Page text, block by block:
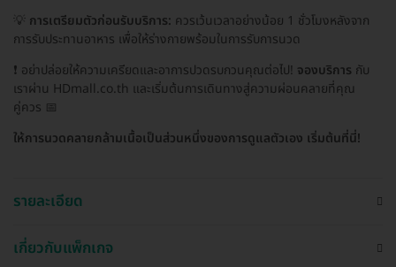
💡 การเตรียมตัวก่อนรับบริการ: ควรเว้นเวลาอย่างน้อย 1 ชั่วโมงหลังจาก
การรับประทานอาหาร เพื่อให้ร่างกายพร้อมในการรับการนวด
❗️ อย่าปล่อยให้ความเครียดและอาการปวดรบกวนคุณต่อไป! จองบริการ กับ
เราผ่าน HDmall.co.th และเริ่มต้นการเดินทางสู่ความผ่อนคลายที่คุณ
คู่ควร 📅
ให้การนวดคลายกล้ามเนื้อเป็นส่วนหนึ่งของการดูแลตัวเอง เริ่มต้นที่นี่!
รายละเอียด
เกี่ยวกับแพ็กเกจ